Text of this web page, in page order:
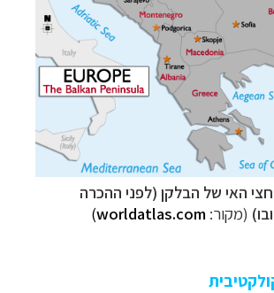
האי של הבלקן (לפני ההכרה
(מקור: worldatlas.com
)